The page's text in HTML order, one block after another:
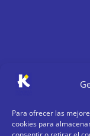
Para ofrecer las
cookies para